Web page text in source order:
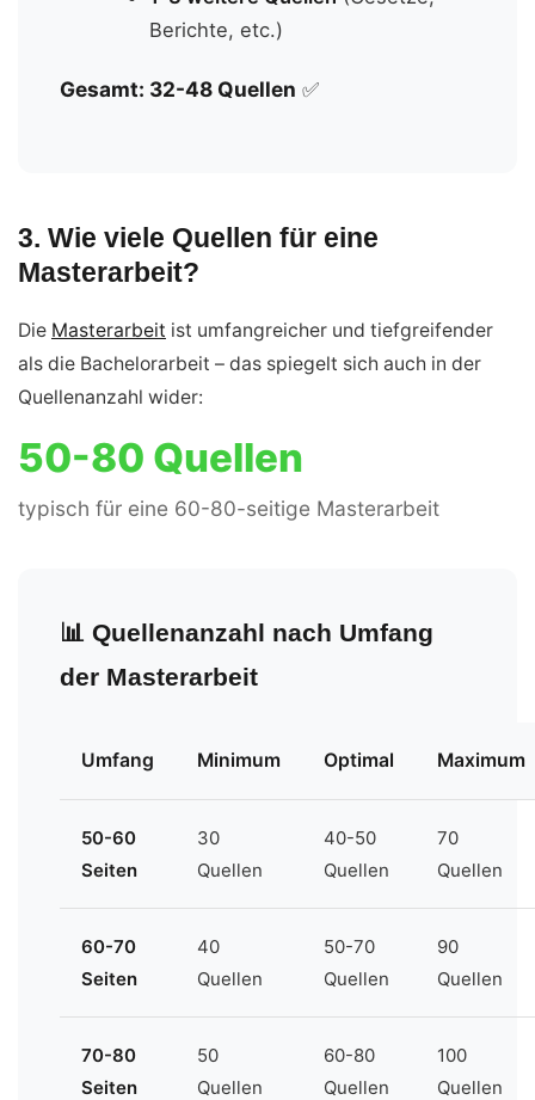
Berichte, etc.)
Gesamt: 32-48 Quellen ✅
3. Wie viele Quellen für eine
Masterarbeit?
Die Masterarbeit ist umfangreicher und tiefgreifender
als die Bachelorarbeit – das spiegelt sich auch in der
Quellenanzahl wider:
50-80 Quellen
typisch für eine 60-80-seitige Masterarbeit
📊 Quellenanzahl nach Umfang
der Masterarbeit
Umfang Minimum Optimal Maximum
50-60
Seiten
30
Quellen
40-50
Quellen
70
Quellen
60-70
Seiten
40
Quellen
50-70
Quellen
90
Quellen
70-80
Seiten
50
Quellen
60-80
Quellen
100
Quellen